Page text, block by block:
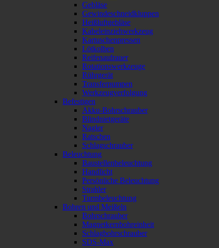
Gebläse
Gewindeschneidkluppen
Heißluftgebläse
Kabeleinziehwerkzeug
Kartuschenpressen
Lötkolben
Reifenaufrauer
Rotationswerkzeuge
Rührgerät
Transferpumpen
Werkzeugverfolgung
Befestigen
Akku-Bohrschrauber
Blindnietgeräte
Nagler
Ratschen
Schlagschrauber
Beleuchtung
Baustellenbeleuchtung
Handlicht
Persönliche Beleuchtung
Strahler
Turmbeleuchtung
Bohren und Meißeln
Bohrschrauber
Magnetkernbohreinheit
Schlagbohrschrauber
SDS-Max